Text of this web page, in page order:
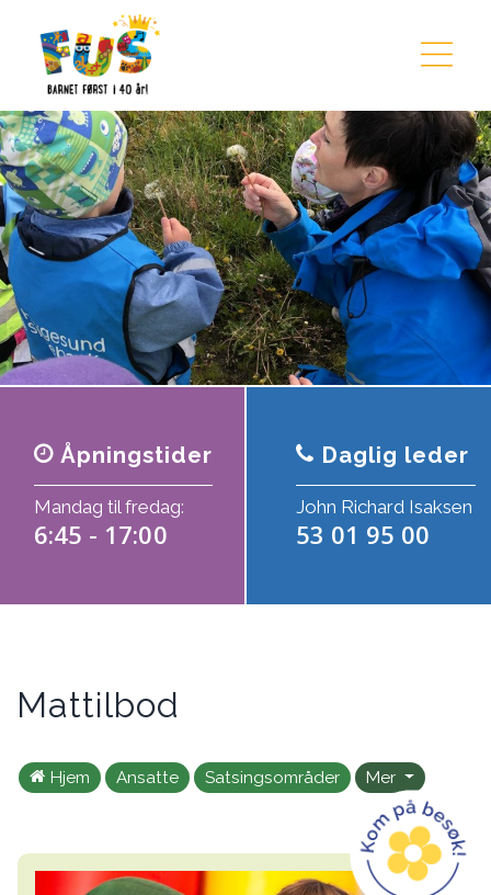
Hopp til innhold
Åpningstider
Mandag til fredag:
6:45 - 17:00
Daglig leder
John Richard Isaksen
53 01 95 00
Mattilbod
Hjem Ansatte Satsingsområder Mer